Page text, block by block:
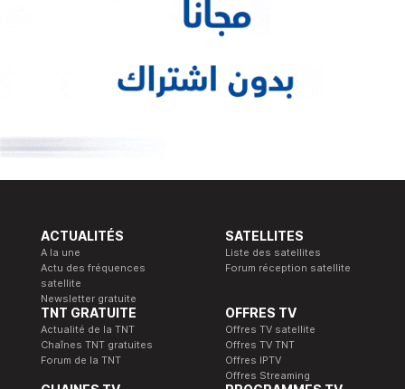
ACTUALITÉS
A la une
Actu des fréquences
satellite
Newsletter gratuite
SATELLITES
Liste des satellites
Forum réception satellite
TNT GRATUITE
Actualité de la TNT
Chaînes TNT gratuites
Forum de la TNT
OFFRES TV
Offres TV satellite
Offres TV TNT
Offres IPTV
Offres Streaming